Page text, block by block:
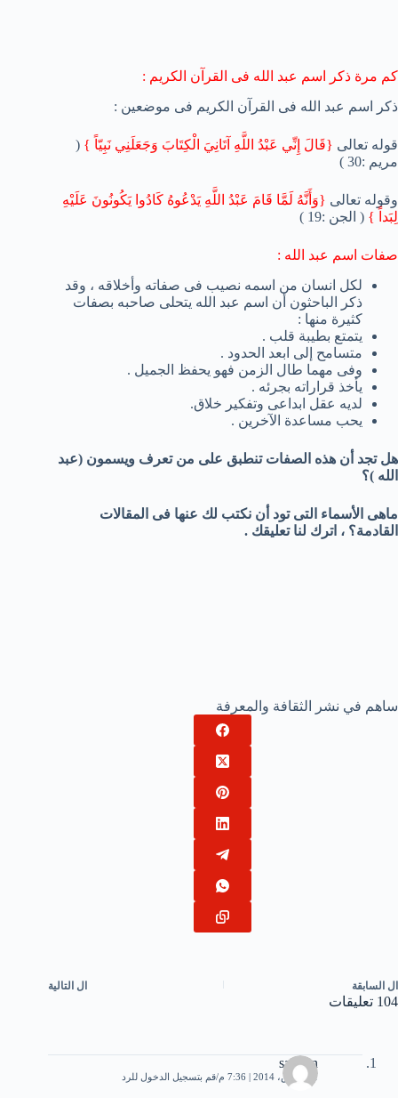
كم مرة ذكر اسم عبد الله فى القرآن الكريم :
ذكر اسم عبد الله فى القرآن الكريم فى موضعين :
قوله تعالى {قَالَ إِنِّي عَبْدُ اللَّهِ آتَانِيَ الْكِتَابَ وَجَعَلَنِي نَبِيّاً } (
مريم :30 )
وقوله تعالى {وَأَنَّهُ لَمَّا قَامَ عَبْدُ اللَّهِ يَدْعُوهُ كَادُوا يَكُونُونَ عَلَيْهِ
لِبَداً } ( الجن :19 )
صفات اسم عبد الله :
لكل انسان من اسمه نصيب فى صفاته وأخلاقه ، وقد
ذكر الباحثون أن اسم عبد الله يتحلى صاحبه بصفات
كثيرة منها :
يتمتع بطيبة قلب .
متسامح إلى ابعد الحدود .
وفى مهما طال الزمن فهو يحفظ الجميل .
يأخذ قراراته بجرئه .
لديه عقل ابداعى وتفكير خلاق.
يحب مساعدة الآخرين .
هل تجد أن هذه الصفات تنطبق على من تعرف ويسمون (عبد
الله )؟
ماهى الأسماء التى تود أن نكتب لك عنها فى المقالات
القادمة؟ ، اترك لنا تعليقك .
ساهم في نشر الثقافة والمعرفة
ال السابقة ال التالية
104 تعليقات
salman
31 مارس، 2014 | 7:36 م قم بتسجيل الدخول للرد